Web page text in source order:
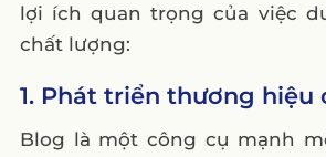
lợi ích quan trọng của việc
chất lượng:
1. Phát triển thương hiệu
Blog là một công cụ mạnh